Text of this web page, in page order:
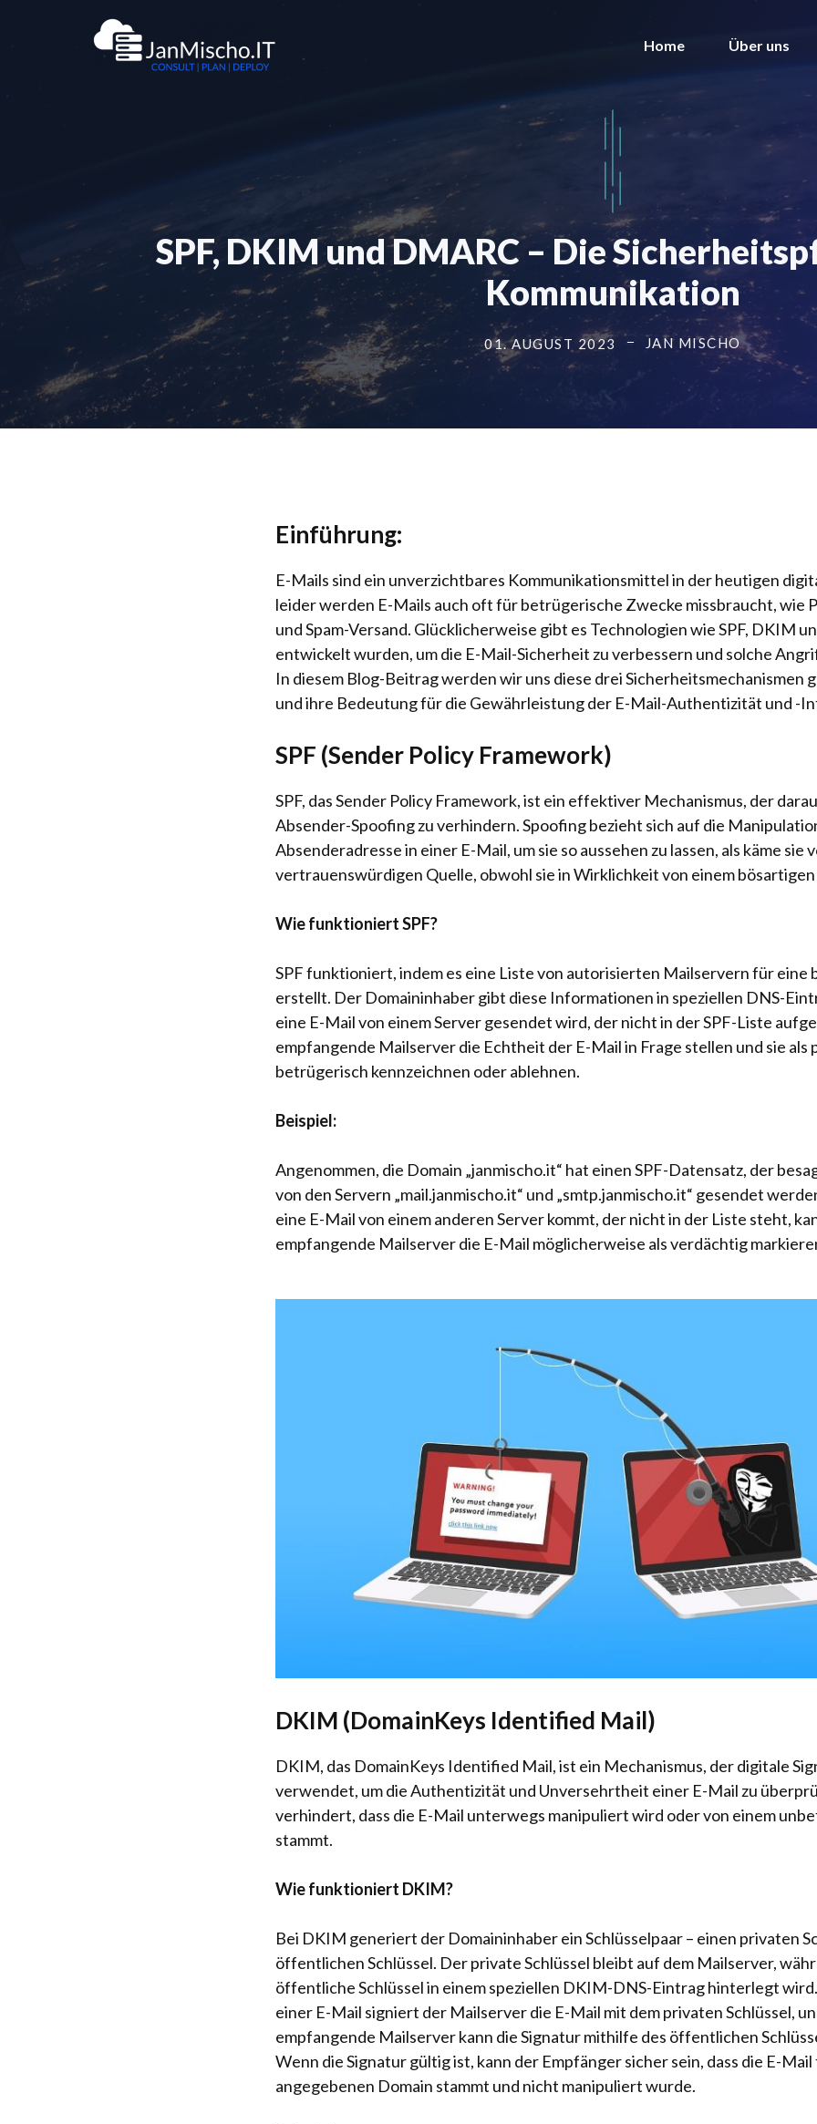
Home Über uns
SPF, DKIM und DMARC – Die
Kommunikation
01. AUGUST 2023 JAN MISCHO
Einführung:
E-Mails sind ein unverzichtbares Kommunikationsmittel in der heutigen
leider werden E-Mails auch oft für betrügerische Zwecke missbraucht, wie
und Spam-Versand. Glücklicherweise gibt es Technologien wie SPF, DKIM
entwickelt wurden, um die E-Mail-Sicherheit zu verbessern und solche
In diesem Blog-Beitrag werden wir uns diese drei Sicherheitsmechanismen
und ihre Bedeutung für die Gewährleistung der E-Mail-Authentizität und -
SPF (Sender Policy Framework)
SPF, das Sender Policy Framework, ist ein effektiver Mechanismus, der
Absender-Spoofing zu verhindern. Spoofing bezieht sich auf die
Absenderadresse in einer E-Mail, um sie so aussehen zu lassen, als käme sie
vertrauenswürdigen Quelle, obwohl sie in Wirklichkeit von einem
Wie funktioniert SPF?
SPF funktioniert, indem es eine Liste von autorisierten Mailservern für eine
erstellt. Der Domaininhaber gibt diese Informationen in speziellen DNS-
eine E-Mail von einem Server gesendet wird, der nicht in der SPF-Liste
empfangende Mailserver die Echtheit der E-Mail in Frage stellen und sie als
betrügerisch kennzeichnen oder ablehnen.
Beispiel:
Angenommen, die Domain „janmischo.it“ hat einen SPF-Datensatz, der
von den Servern „mail.janmischo.it“ und „smtp.janmischo.it“ gesendet
eine E-Mail von einem anderen Server kommt, der nicht in der Liste steht,
empfangende Mailserver die E-Mail möglicherweise als verdächtig
DKIM (DomainKeys Identified Mail)
DKIM, das DomainKeys Identified Mail, ist ein Mechanismus, der digitale
verwendet, um die Authentizität und Unversehrtheit einer E-Mail zu
verhindert, dass die E-Mail unterwegs manipuliert wird oder von einem
stammt.
Wie funktioniert DKIM?
Bei DKIM generiert der Domaininhaber ein Schlüsselpaar – einen privaten
öffentlichen Schlüssel. Der private Schlüssel bleibt auf dem Mailserver,
öffentliche Schlüssel in einem speziellen DKIM-DNS-Eintrag hinterlegt
einer E-Mail signiert der Mailserver die E-Mail mit dem privaten Schlüssel,
empfangende Mailserver kann die Signatur mithilfe des öffentlichen
Wenn die Signatur gültig ist, kann der Empfänger sicher sein, dass die E-
angegebenen Domain stammt und nicht manipuliert wurde.